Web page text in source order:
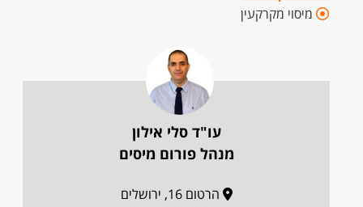
מיסוי מקרקעין
עו"ד סלי אילון
מנהל פורום מיסים
הרטום 16, ירושלים